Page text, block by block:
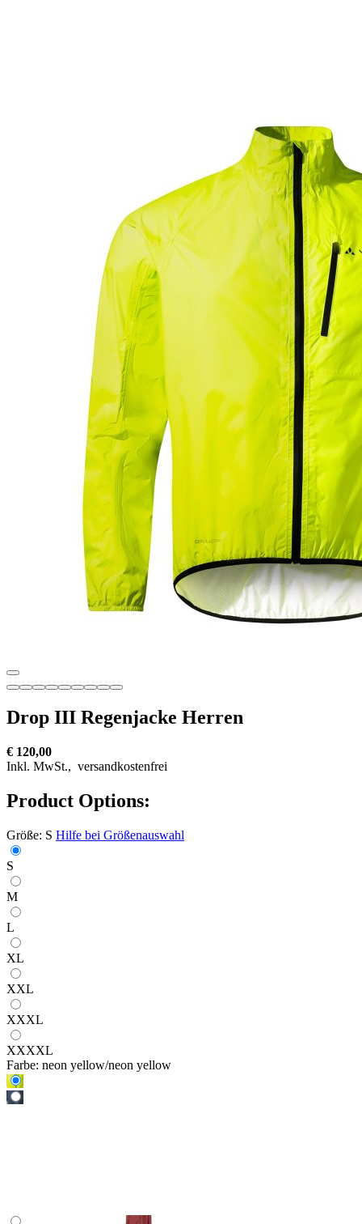
Drop III Regenjacke Herren
€ 120,00
Inkl. MwSt., versandkostenfrei
Product Options:
Größe: S Hilfe bei Größenauswahl
S
M
L
XL
XXL
XXXL
XXXXL
Farbe: neon yellow/neon yellow